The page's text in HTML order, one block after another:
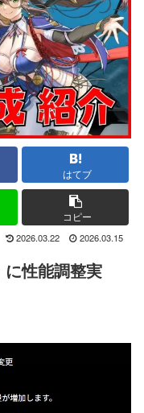
はてブ
コピー
2026.03.22 2026.03.15
に性能調整実